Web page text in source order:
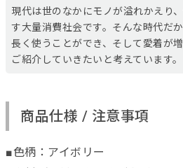
現代は世のなかにモノが溢れかえり
す大量消費社会です。そんな時代だ
長く使うことができ、そして愛着が
ご紹介していきたいと考えています。
商品仕様 / 注意事項
■色柄：アイボリー